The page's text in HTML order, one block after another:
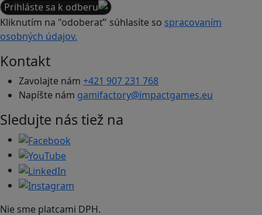
Prihláste sa k odberu
Kliknutím na "odoberať" súhlasíte so spracovaním
osobných údajov.
Kontakt
Zavolajte nám +421 907 231 768
Napíšte nám gamifactory@impactgames.eu
Sledujte nás tiež na
Nie sme platcami DPH.